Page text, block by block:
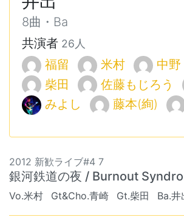
8曲・Ba
共演者 26人
福留 米村 中野
柴田
佐藤もじろう
みよし
藤本(絢)
2012 新歓ライブ#4 7
銀河鉄道の夜 / Burnout
Vo.米村 Gt&Cho.青崎 Gt.柴田 Ba.井